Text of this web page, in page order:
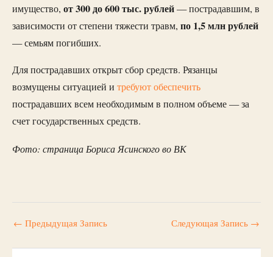
имущество, от 300 до 600 тыс. рублей— пострадавшим, в
зависимости от степени тяжести травм, по 1,5 млн рублей
— семьям погибших.
Для пострадавших открыт сбор средств. Рязанцы
возмущены ситуацией и требуют обеспечить
пострадавших всем необходимым в полном объеме — за
счет государственных средств.
Фото: страница Бориса Ясинского во ВК
← Предыдущая Запись Следующая Запись →